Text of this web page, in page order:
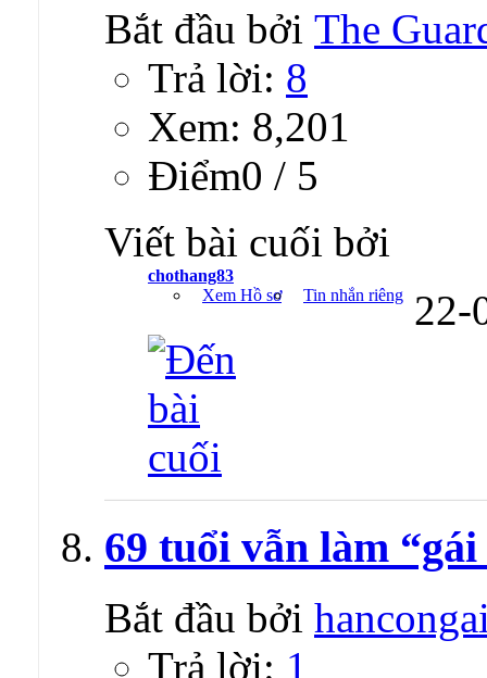
Bắt đầu bởi The
Trả lời: 8
Xem: 8,201
Ðiểm0 / 5
Viết bài cuối bởi
chothang83
Xem Hồ sơ
Tin nhắn riêng 22-
69 tuổi vẫn làm
Bắt đầu bởi
Trả lời: 1